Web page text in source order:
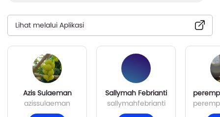
Lihat melalui Aplikasi
Azis Sulaeman
azissulaeman
Sallymah Febrianti
sallymahfebrianti